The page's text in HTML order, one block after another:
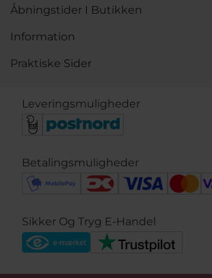
Åbningstider I Butikken
Information
Praktiske Sider
Leveringsmuligheder
Betalingsmuligheder
Sikker Og Tryg E-Handel